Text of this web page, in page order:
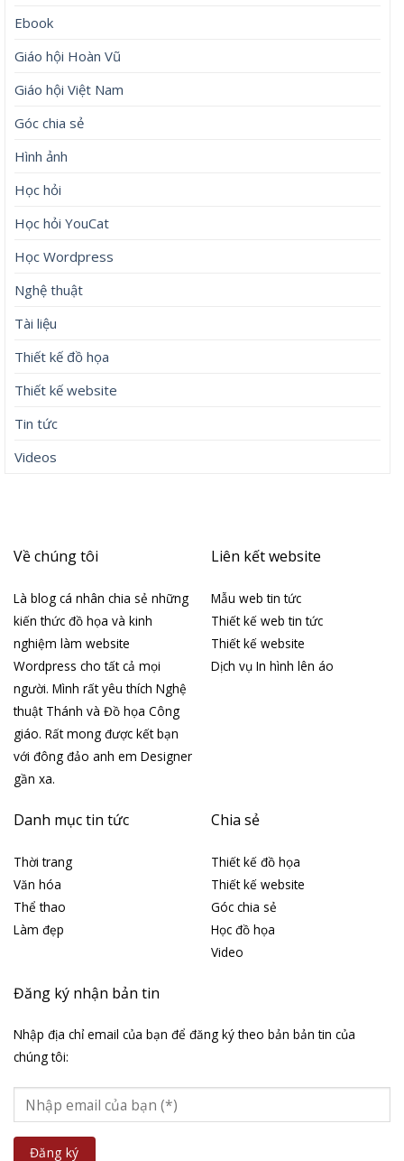
Ebook
Giáo hội Hoàn Vũ
Giáo hội Việt Nam
Góc chia sẻ
Hình ảnh
Học hỏi
Học hỏi YouCat
Học Wordpress
Nghệ thuật
Tài liệu
Thiết kế đồ họa
Thiết kế website
Tin tức
Videos
Về chúng tôi
Là blog cá nhân chia sẻ những
kiến thức đồ họa và kinh
nghiệm làm website
Wordpress cho tất cả mọi
người. Mình rất yêu thích Nghệ
thuật Thánh và Đồ họa Công
giáo. Rất mong được kết bạn
với đông đảo anh em Designer
gần xa.
Liên kết website
Mẫu web tin tức
Thiết kế web tin tức
Thiết kế website
Dịch vụ In hình lên áo
Danh mục tin tức
Thời trang
Văn hóa
Thể thao
Làm đẹp
Chia sẻ
Thiết kế đồ họa
Thiết kế website
Góc chia sẻ
Học đồ họa
Video
Đăng ký nhận bản tin
Nhập địa chỉ email của bạn để đăng ký theo bản bản tin của
chúng tôi: